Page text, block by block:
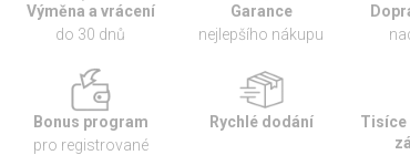
Výměna a vrácení
do 30 dnů
Garance
nejlepšího nákupu
Bonus program
pro registrované
Rychlé dodání
Tisíce